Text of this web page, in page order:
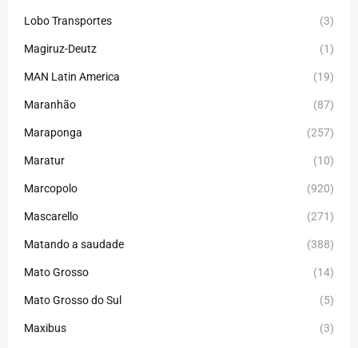
Lobo Transportes (3)
Magiruz-Deutz (1)
MAN Latin America (19)
Maranhão (87)
Maraponga (257)
Maratur (10)
Marcopolo (920)
Mascarello (271)
Matando a saudade (388)
Mato Grosso (14)
Mato Grosso do Sul (5)
Maxibus (3)